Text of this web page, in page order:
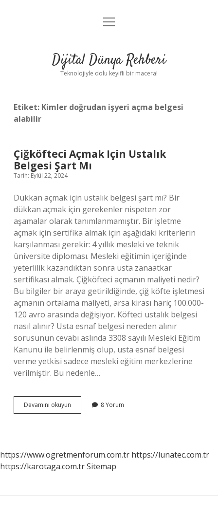
Anasayfa
Yasal Uyarı
menüyü
Dijital Dünya Rehberi
Teknolojiyle dolu keyifli bir macera!
Etiket: Kimler doğrudan işyeri açma belgesi
alabilir
Çiğköfteci Açmak Için Ustalık
Belgesi Şart Mı
Tarih: Eylül 22, 2024
Dükkan açmak için ustalık belgesi şart mı? Bir
dükkan açmak için gerekenler nispeten zor
aşamalar olarak tanımlanmamıştır. Bir işletme
açmak için sertifika almak için aşağıdaki kriterlerin
karşılanması gerekir: 4 yıllık mesleki ve teknik
üniversite diploması. Mesleki eğitimin içeriğinde
yeterlilik kazandıktan sonra usta zanaatkar
sertifikası almak. Çiğköfteci açmanın maliyeti nedir?
Bu bilgiler bir araya getirildiğinde, çiğ köfte işletmesi
açmanın ortalama maliyeti, arsa kirası hariç 100.000-
120 avro arasında değişiyor. Köfteci ustalık belgesi
nasıl alınır? Usta esnaf belgesi nereden alınır
sorusunun cevabı aslında 3308 sayılı Mesleki Eğitim
Kanunu ile belirlenmiş olup, usta esnaf belgesi
verme yetkisi sadece mesleki eğitim merkezlerine
verilmiştir. Bu nedenle…
Devamını okuyun Çiğköfteci
Açmak
Mı
8 Yorum
https://www.ogretmenforum.com.tr https://lunatec.com.tr
https://karotaga.com.trSitemap